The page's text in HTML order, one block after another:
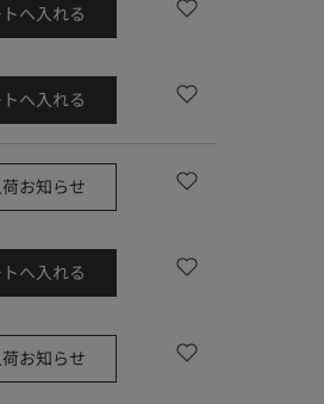
へ入れる
へ入れる
お知らせ
へ入れる
お知らせ